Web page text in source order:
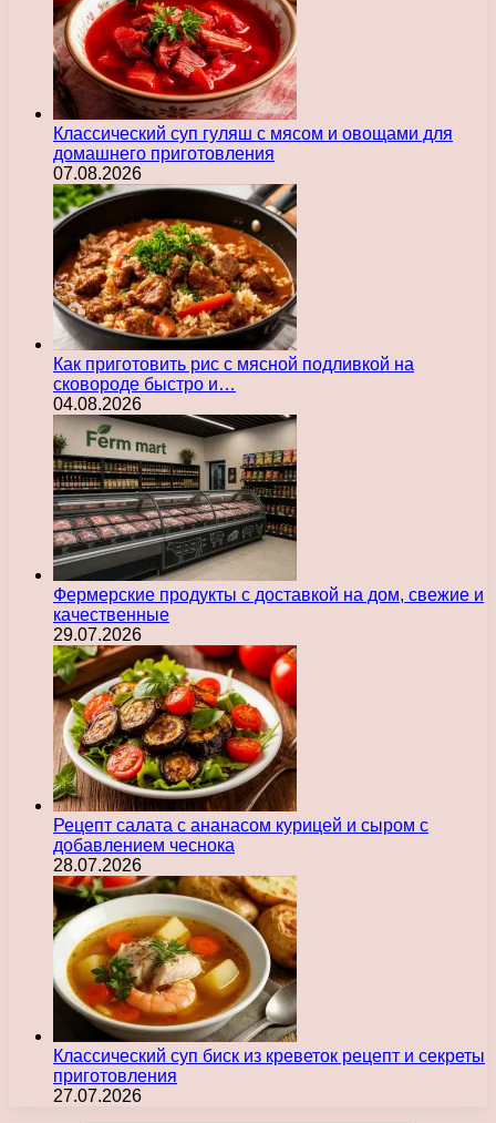
Классический суп гуляш с мясом и овощами для
домашнего приготовления
07.08.2026
Как приготовить рис с мясной подливкой на
сковороде быстро и…
04.08.2026
Фермерские продукты с доставкой на дом, свежие и
качественные
29.07.2026
Рецепт салата с ананасом курицей и сыром с
добавлением чеснока
28.07.2026
Классический суп биск из креветок рецепт и секреты
приготовления
27.07.2026